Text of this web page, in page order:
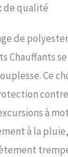
d'écran tactile sur
souple.Les gants
chauffante et sont
matériau chaud et
LARGE
cyclisme
utilisés non
moto,mais aussi
pied,la
de qualité
de
Chauffants
Ce
à
à la